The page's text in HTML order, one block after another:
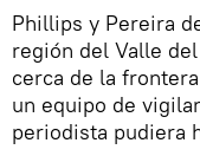
Phillips y Pereira
región del Valle
cerca de la
un equipo de
periodista pudiera